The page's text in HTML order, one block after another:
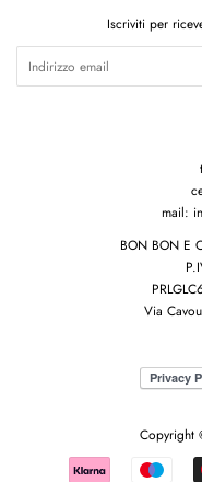
Iscriviti per
mail:
BON BON E
Via